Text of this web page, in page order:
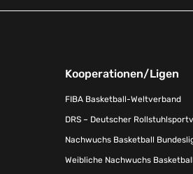
Kooperationen/Ligen
FIBA Basketball-Weltverband
DRS – Deutscher
Nachwuchs Basketball
Weibliche Nachwuchs